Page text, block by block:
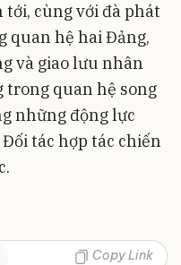
cùng với đà phát
quan hệ hai Đảng,
và giao lưu nhân
trong quan hệ song
những động lực
tác hợp tác chiến
Copy Link